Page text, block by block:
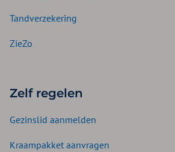
Tandverzekering
ZieZo
Zelf regelen
Gezinslid aanmelden
Kraampakket aanvragen